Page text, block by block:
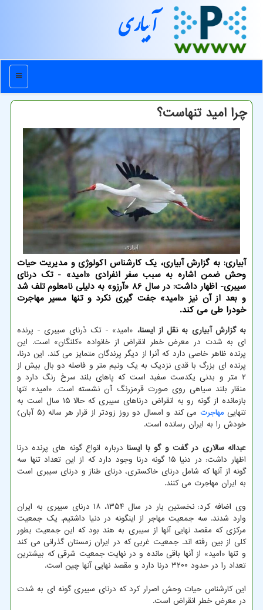
آبیاری
منو
چرا امید تنهاست؟
آبیاری: به گزارش آبیاری، یک کارشناس اکولوژی و مدیریت حیات
وحش ضمن اشاره به سبب سفر انفرادی «امید» - تک درنای
سیبری- اظهار داشت: در سال 86 «آرزو» به دلیلی نامعلوم تلف شد
و بعد از آن نیز «امید» جفت گیری نکرد و تنها مسیر مهاجرت
خودرا طی می کند.
به گزارش آبیاری به نقل از ایسنا، «امید» - تک دُرنای سیبری - پرنده
ای به شدت در معرض خطر انقراض از خانواده «کلنگان» است. این
پرنده ظاهر خاصی دارد که آنرا از دیگر پرندگان متمایز می کند. این درنا،
پرنده ای بزرگ با قدی نزدیک به یک ونیم متر و فاصله دو بال بیش از
۲ متر و بدنی یکدست سفید است که پاهای بلند سرخ رنگ دارد و
منقار بلند سیاهی روی صورت قرمزرنگ آن نشسته است. «امید» تنها
بازمانده از گونه رو به انقراض درناهای سیبری که حالا ۱۵ سال است به
تنهایی مهاجرت
می کند و امسال دو روز زودتر از قرار هر ساله (۵ آبان)
خودش را به ایران رسانده است.
عبداله سالاری در گفت و گو با ایسنا درباره انواع گونه های پرنده درنا
اظهار داشت: در دنیا ۱۵ گونه درنا وجود دارد که از این تعداد تنها سه
گونه از آنها که شامل درنای خاکستری، درنای طناز و درنای سیبری است
به ایران مهاجرت می کنند.
وی اضافه کرد: نخستین بار در سال ۱۳۵۴، ۱۸ درنای سیبری به ایران
وارد شدند. سه جمعیت مهاجر از اینگونه در دنیا داشتیم. یک جمعیت
مرکزی که مقصد نهایی آنها از سیبری به هند بود که این جمعیت بطور
کلی از بین رفته اند. جمعیت غربی که در ایران زمستان گذرانی می کند
و تنها «امید» از آنها باقی مانده و در نهایت جمعیت شرقی که بیشترین
تعداد را در حدود ۳۲۰۰ درنا دارد و مقصد نهایی آنها چین است.
این کارشناس حیات وحش اصرار کرد که درنای سیبری گونه ای به شدت
در معرض خطر انقراض است.